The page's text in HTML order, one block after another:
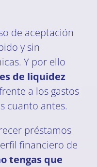
de aceptación
y sin
Y por ello
de liquidez
a los gastos
cuanto antes.
préstamos
financiero de
tengas que